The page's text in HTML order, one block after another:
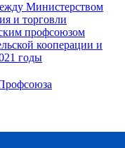
Министерством
и торговли
профсоюзом
кооперации и
годы